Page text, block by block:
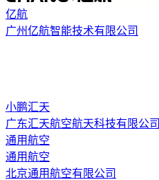
亿航
广州亿航智能技术有限公司
小鹏汇天
广东汇天航空航天科技有限公司
通用航空
通用航空
北京通用航空有限公司